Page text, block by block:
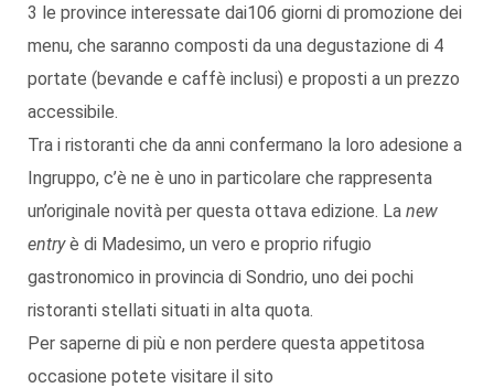
3 le province interessate dai106 giorni di promozione dei
menu, che saranno composti da una degustazione di 4
portate (bevande e caffè inclusi) e proposti a un prezzo
accessibile.
Tra i ristoranti che da anni confermano la loro adesione a
Ingruppo, c’è ne è uno in particolare che rappresenta
un’originale novità per questa ottava edizione. La new
entryè di Madesimo, un vero e proprio rifugio
gastronomico in provincia di Sondrio, uno dei pochi
ristoranti stellati situati in alta quota.
Per saperne di più e non perdere questa appetitosa
occasione potete visitare il sito